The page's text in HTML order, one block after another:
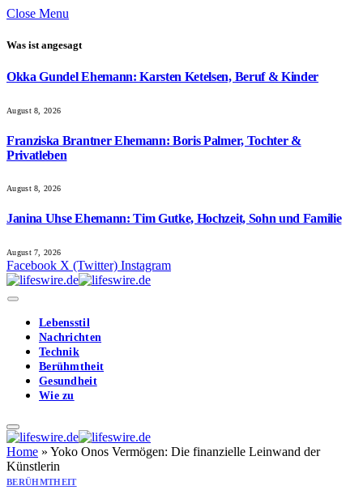
Close Menu
Was ist angesagt
Okka Gundel Ehemann: Karsten Ketelsen, Beruf & Kinder
August 8, 2026
Franziska Brantner Ehemann: Boris Palmer, Tochter &
Privatleben
August 8, 2026
Janina Uhse Ehemann: Tim Gutke, Hochzeit, Sohn und Familie
August 7, 2026
Facebook X (Twitter) Instagram
Lebensstil
Nachrichten
Technik
Berühmtheit
Gesundheit
Wie zu
Home » Yoko Onos Vermögen: Die finanzielle Leinwand der
Künstlerin
BERÜHMTHEIT